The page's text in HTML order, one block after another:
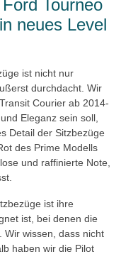
Tourneo
neues Level
ist nicht nur
durchdacht. Wir
Courier ab 2014-
Eleganz sein soll,
Detail der Sitzbezüge
des Prime Modells
und raffinierte Note,
ist ihre
ist, bei denen die
Wir wissen, dass nicht
haben wir die Pilot